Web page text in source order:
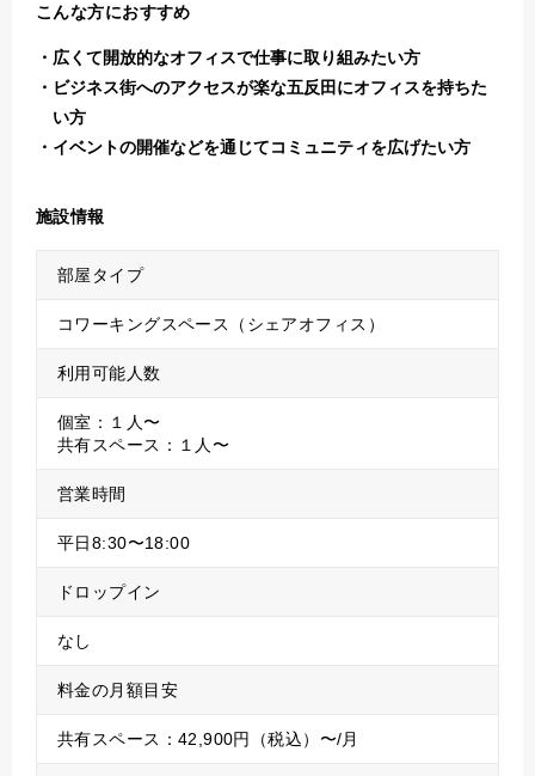
こんな方におすすめ
広くて開放的なオフィスで仕事に取り組みたい方
ビジネス街へのアクセスが楽な五反田にオフィスを持ちた
い方
イベントの開催などを通じてコミュニティを広げたい方
施設情報
部屋タイプ
コワーキングスペース（シェアオフィス）
利用可能人数
個室：１人〜
共有スペース：１人〜
営業時間
平日8:30〜18:00
ドロップイン
なし
料金の月額目安
共有スペース：42,900円（税込）〜/月